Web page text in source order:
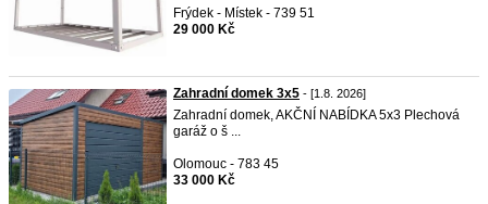
Frýdek - Místek - 739 51
29 000 Kč
Zahradní domek 3x5 - [1.8. 2026]
Zahradní domek, AKČNÍ NABÍDKA 5x3 Plechová
garáž o š ...
Olomouc - 783 45
33 000 Kč